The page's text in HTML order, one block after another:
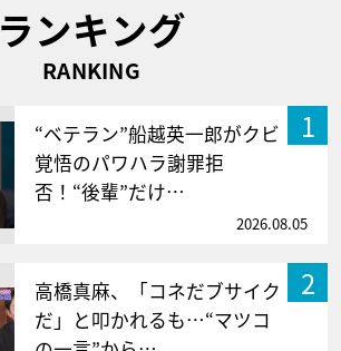
ランキング
RANKING
1
“ベテラン”船越英一郎がクビ
覚悟のパワハラ謝罪拒
否！“後輩”だけ…
2026.08.05
2
高橋真麻、「コネだブサイク
だ」と叩かれるも…“マツコ